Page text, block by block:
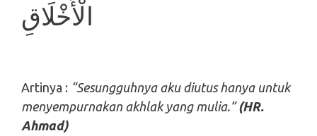
الْأَخْلَاقِ
Artinya : “Sesungguhnya aku diutus hanya untuk
menyempurnakan akhlak yang mulia.”(HR.
Ahmad)